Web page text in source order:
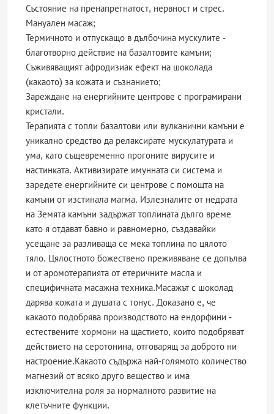
Състояние на пренапрегнатост, нервност и стрес.
Мануален масаж;
Термичното и отпускащо в дълбочина мускулите -
благотворно действие на базалтовите камъни;
Съживяващият афродизиак ефект на шоколада
(какаото) за кожата и съзнанието;
Зареждане на енергийните центрове с програмирани
кристали.
Терапията с топли базалтови или вулканични камъни е
уникално средство да релаксирате мускулатурата и
ума, като същевременно прогоните вирусите и
настинката. Активизирате имунната си система и
заредете енергийните си центрове с помощта на
камъни от изстинала магма. Излезналите от недрата
на Земята камъни задържат топлината дълго време
като я отдават бавно и равномерно, създавайки
усещане за разливаща се мека топлина по цялото
тяло. Цялостното божествено преживяване се допълва
и от аромотерапията от етеричните масла и
специфичната масажна техника.Масажът с шоколад
дарява кожата и душата с тонус. Доказано е, че
какаото подобрява производството на ендорфини -
естествените хормони на щастието, които подобряват
действието на серотонина, отговарящ за доброто ни
настроение.Какаото съдържа най-голямото количество
магнезий от всяко друго вещество и има
изключителна роля за нормалното развитие на
клетъчните функции.